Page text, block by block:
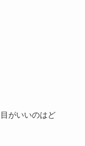
がいいのはど